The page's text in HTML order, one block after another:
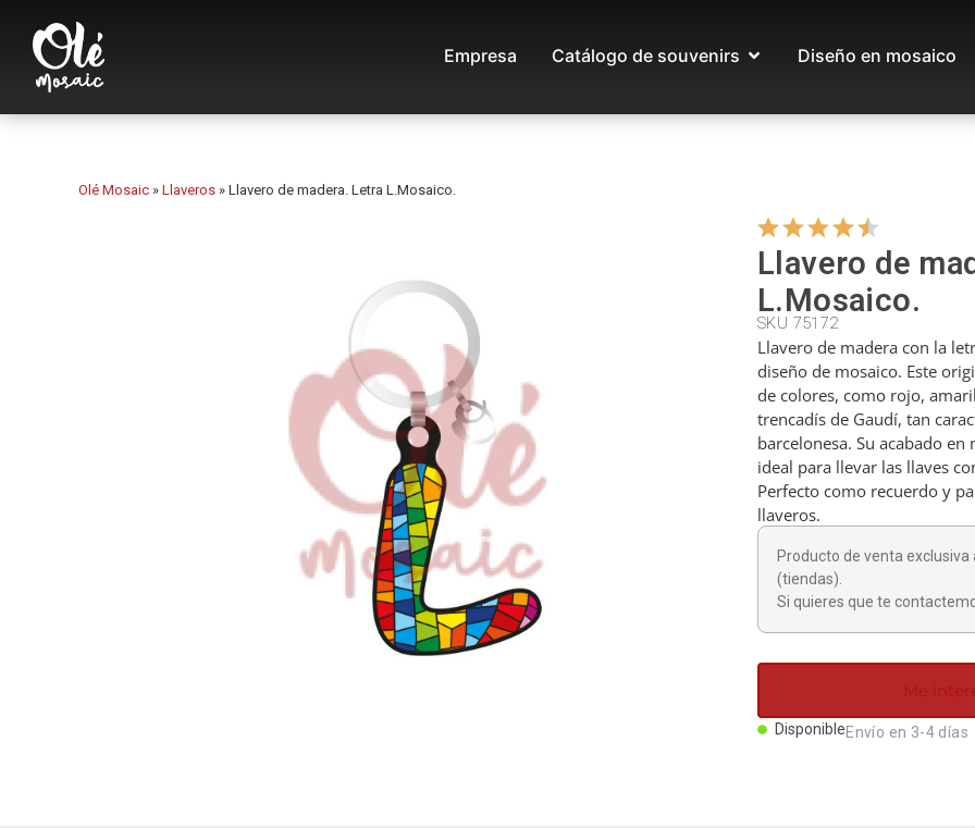
Empresa Catálogo de souvenirs Diseño en mosaico
Olé Mosaic » Llaveros » Llavero de madera. Letra L.Mosaico.
Llavero de
L.Mosaico.
SKU 75172
Llavero de madera con la
diseño de mosaico. Este
de colores, como rojo,
trencadís de Gaudí, tan
barcelonesa. Su acabado
ideal para llevar las llaves
Perfecto como recuerdo y
llaveros.
Producto de venta exclusiva
(tiendas).
Si quieres que te
Me
DisponibleEnvío en 3-4 días